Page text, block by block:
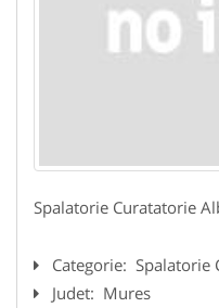
Spalatorie Curatatorie
Categorie: Spalatorie
Judet: Mures